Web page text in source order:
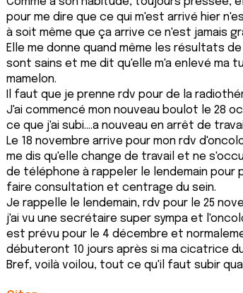
pour me dire que ce qui m'est arrivé hier
à soit même que ça arrive ce n'est jamais
Elle me donne quand même les résultats
sont sains et me dit qu'elle m'a enlevé ma
mamelon.
Il faut que je prenne rdv pour de la
J'ai commencé mon nouveau boulot le 28
ce que j'ai subi....a nouveau en arrêt de
Le 18 novembre arrive pour mon rdv
me dis qu'elle change de travail et ne
de téléphone à rappeler le lendemain
faire consultation et centrage du sein.
Je rappelle le lendemain, rdv pour le 25
j'ai vu une secrétaire super sympa et
est prévu pour le 4 décembre et
débuteront 10 jours après si ma cicatrice
Bref, voilà voilou, tout ce qu'il faut subir